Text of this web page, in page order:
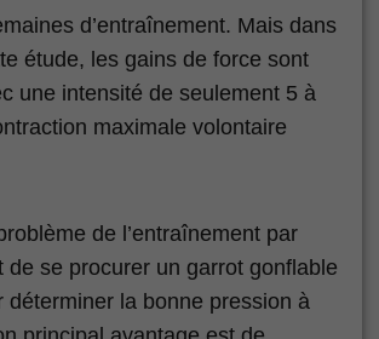
d’entraînement. Mais dans
étude, les gains de force sont
une intensité de seulement 5 à
maximale volontaire
de l’entraînement par
de se procurer un garrot gonflable
déterminer la bonne pression à